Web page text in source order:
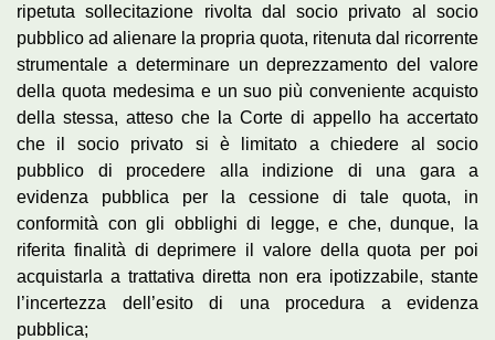
ripetuta sollecitazione rivolta dal socio privato al socio
pubblico ad alienare la propria quota, ritenuta dal ricorrente
strumentale a determinare un deprezzamento del valore
della quota medesima e un suo più conveniente acquisto
della stessa, atteso che la Corte di appello ha accertato
che il socio privato si è limitato a chiedere al socio
pubblico di procedere alla indizione di una gara a
evidenza pubblica per la cessione di tale quota, in
conformità con gli obblighi di legge, e che, dunque, la
riferita finalità di deprimere il valore della quota per poi
acquistarla a trattativa diretta non era ipotizzabile, stante
l’incertezza dell’esito di una procedura a evidenza
pubblica;